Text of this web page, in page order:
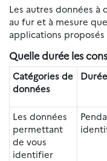
Les autres données à
au fur et à mesure
applications
Quelle durée les
Catégories de
données
Les données
permettant
de vous
identifier